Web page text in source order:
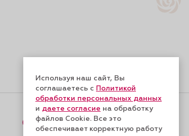
Форма обратной связи
Используя наш сайт, Вы
соглашаетесь с Политикой
обработки персональных данных
и даете согласие на обработку
файлов Cookie. Все это
обеспечивает корректную работу